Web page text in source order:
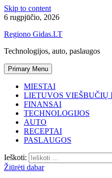
Skip to content
6 rugpjūčio, 2026
Regiono Gidas.LT
Technologijos, auto, paslaugos
Primary Menu
MIESTAI
LIETUVOS VIEŠBUČIŲ
FINANSAI
TECHNOLOGIJOS
AUTO
RECEPTAI
PASLAUGOS
Ieškoti:
Žiūrėti dabar